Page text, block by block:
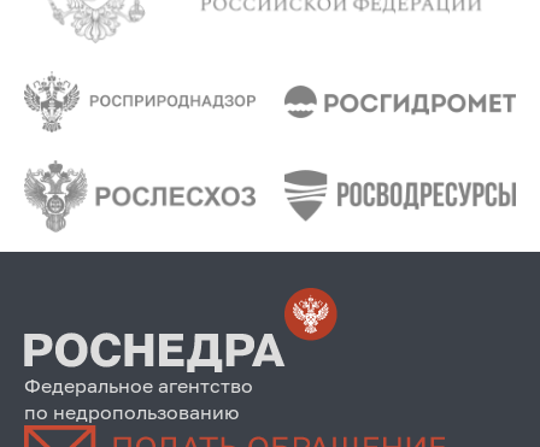
Федеральное агентство
по недропользованию